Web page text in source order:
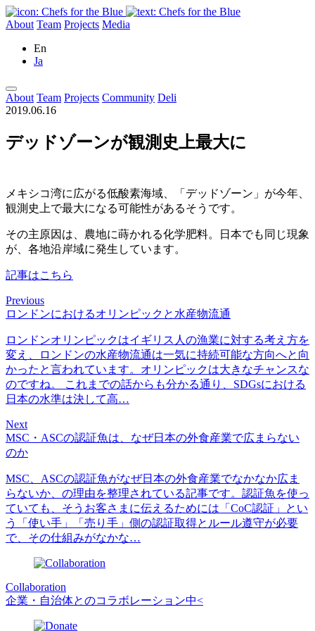
About Team Projects Media
En
Ja
About Team Projects Community Deli
2019.06.16
デッドゾーンが観測史上最大に
メキシコ湾に広がる低酸素海域、「デッドゾーン」が今年、
観測史上で最大になる可能性があるそうです。
その主原因は、農地に蒔かれる化学肥料。日本でも同じ現象
が、各地沿岸域に発生しています。
記事はこちら
Previous
ロンドンにおけるオリンピックと水産物流通
ロンドンオリンピックはイギリス人の漁業に対する考え方を
変え、ロンドンの水産物流通は一気に持続可能な方向へと向
かったと言われています。オリンピックは大きなチャンスな
のですね。 これまでの話からも分かる通り、SDGsにおける
日本の水準は決して高…
Next
MSC・ASCの認証魚は、なぜ日本の外食産業で広まらない
のか
MSC、ASCの認証魚がなぜ日本の外食産業でなかなか広ま
らないか、の理由を整理されている記事です。認証魚を使っ
ていても、そうお客さまに伝えるためには「CoC認証」とい
う「使い手」「売り手」側の認証取得とルール遵守が必要
で、その仕組みがなかな…
Collaboration
企業・自治体とのコラボレーション中<